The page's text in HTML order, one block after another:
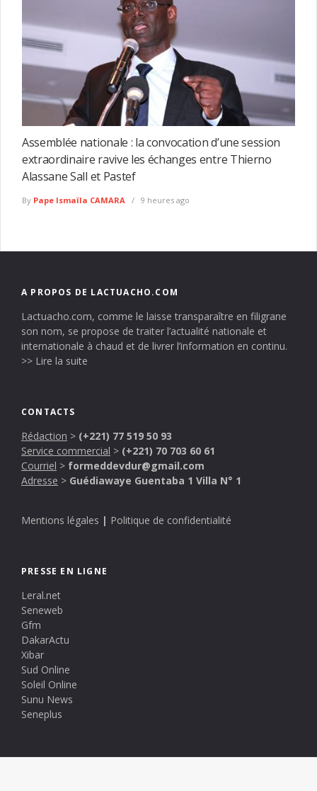
Assemblée nationale : la convocation d’une session
extraordinaire ravive les échanges entre Thierno
Alassane Sall et Pastef
By Pape Ismaïla CAMARA 9 heures ago
A PROPOS DE LACTUACHO.COM
Lactuacho.com, comme le laisse transparaître en filigrane
son nom, se propose de traiter l’actualité nationale et
internationale à chaud et de livrer l’information en continu.
>> Lire la suite
CONTACTS
Rédaction > (+221) 77 519 50 93
Service commercial > (+221) 70 703 60 61
Courriel > formeddevdur@gmail.com
Adresse > Guédiawaye Guentaba 1 Villa N° 1
Mentions légales | Politique de confidentialité
PRESSE EN LIGNE
Leral.net
Seneweb
Gfm
DakarActu
Xibar
Sud Online
Soleil Online
Sunu News
Seneplus